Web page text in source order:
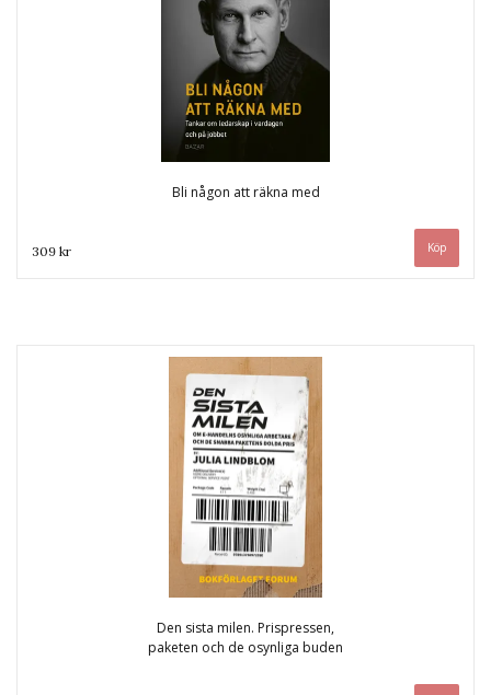
Bli någon att räkna med
309 kr
Den sista milen. Prispressen,
paketen och de osynliga buden